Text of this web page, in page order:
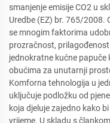
smanjenje emisije CO2 u
Uredbe (EZ) br. 765/
se mnogim faktorima
prozračnost,
jednokratne kućne
obućima za unutarnji
Komforna tehnologija u
uključuje podložku od
koja djeluje zajedno kako
vrijeme. U skladu s